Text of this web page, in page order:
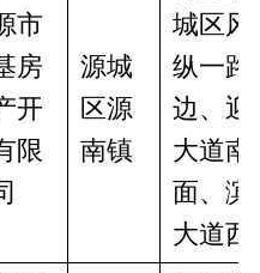
市
房
开
限
源城
区源
南镇
城区风
纵一路
边、迎
大道南
面、滨
大道西